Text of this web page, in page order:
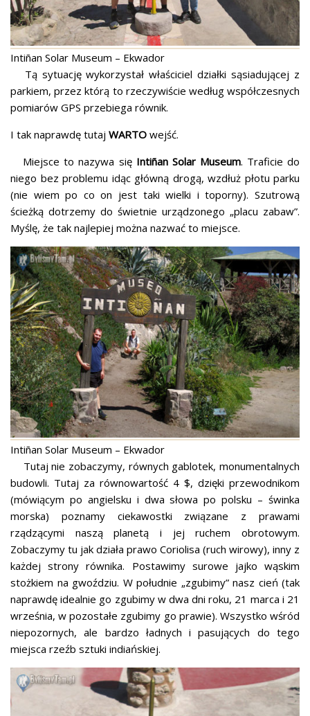
Intiñan Solar Museum – Ekwador
Tą sytuację wykorzystał właściciel działki sąsiadującej z
parkiem, przez którą to rzeczywiście według współczesnych
pomiarów GPS przebiega równik.
I tak naprawdę tutaj WARTO wejść.
Miejsce to nazywa się Intiñan Solar Museum. Traficie do
niego bez problemu idąc główną drogą, wzdłuż płotu parku
(nie wiem po co on jest taki wielki i toporny). Szutrową
ścieżką dotrzemy do świetnie urządzonego „placu zabaw”.
Myślę, że tak najlepiej można nazwać to miejsce.
Intiñan Solar Museum – Ekwador
Tutaj nie zobaczymy, równych gablotek, monumentalnych
budowli. Tutaj za równowartość 4 $, dzięki przewodnikom
(mówiącym po angielsku i dwa słowa po polsku – świnka
morska) poznamy ciekawostki związane z prawami
rządzącymi naszą planetą i jej ruchem obrotowym.
Zobaczymy tu jak działa prawo Coriolisa (ruch wirowy), inny z
każdej strony równika. Postawimy surowe jajko wąskim
stożkiem na gwoździu. W południe „zgubimy” nasz cień (tak
naprawdę idealnie go zgubimy w dwa dni roku, 21 marca i 21
września, w pozostałe zgubimy go prawie). Wszystko wśród
niepozornych, ale bardzo ładnych i pasujących do tego
miejsca rzeźb sztuki indiańskiej.